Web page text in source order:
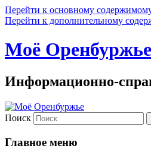
Перейти к основному
Перейти к дополнительному
Моё Оренбуржье
Информационно-
Поиск
Главное меню